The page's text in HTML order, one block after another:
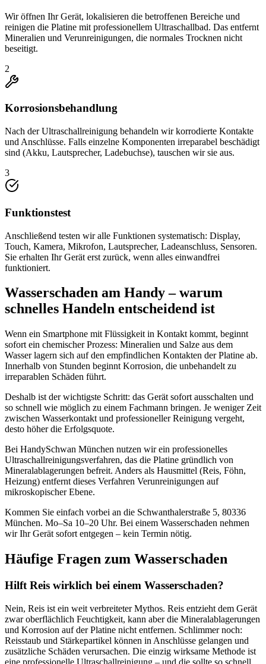
Wir öffnen Ihr Gerät, lokalisieren die betroffenen Bereiche und
reinigen die Platine mit professionellem Ultraschallbad. Das entfernt
Mineralien und Verunreinigungen, die normales Trocknen nicht
beseitigt.
2
Korrosionsbehandlung
Nach der Ultraschallreinigung behandeln wir korrodierte Kontakte
und Anschlüsse. Falls einzelne Komponenten irreparabel beschädigt
sind (Akku, Lautsprecher, Ladebuchse), tauschen wir sie aus.
3
Funktionstest
Anschließend testen wir alle Funktionen systematisch: Display,
Touch, Kamera, Mikrofon, Lautsprecher, Ladeanschluss, Sensoren.
Sie erhalten Ihr Gerät erst zurück, wenn alles einwandfrei
funktioniert.
Wasserschaden am Handy – warum
schnelles Handeln entscheidend ist
Wenn ein Smartphone mit Flüssigkeit in Kontakt kommt, beginnt
sofort ein chemischer Prozess: Mineralien und Salze aus dem
Wasser lagern sich auf den empfindlichen Kontakten der Platine ab.
Innerhalb von Stunden beginnt Korrosion, die unbehandelt zu
irreparablen Schäden führt.
Deshalb ist der wichtigste Schritt: das Gerät sofort ausschalten und
so schnell wie möglich zu einem Fachmann bringen. Je weniger Zeit
zwischen Wasserkontakt und professioneller Reinigung vergeht,
desto höher die Erfolgsquote.
Bei HandySchwan München nutzen wir ein professionelles
Ultraschallreinigungsverfahren, das die Platine gründlich von
Mineralablagerungen befreit. Anders als Hausmittel (Reis, Föhn,
Heizung) entfernt dieses Verfahren Verunreinigungen auf
mikroskopischer Ebene.
Kommen Sie einfach vorbei an die Schwanthalerstraße 5, 80336
München. Mo–Sa 10–20 Uhr. Bei einem Wasserschaden nehmen
wir Ihr Gerät sofort entgegen – kein Termin nötig.
Häufige Fragen zum Wasserschaden
Hilft Reis wirklich bei einem Wasserschaden?
Nein, Reis ist ein weit verbreiteter Mythos. Reis entzieht dem Gerät
zwar oberflächlich Feuchtigkeit, kann aber die Mineralablagerungen
und Korrosion auf der Platine nicht entfernen. Schlimmer noch:
Reisstaub und Stärkepartikel können in Anschlüsse gelangen und
zusätzliche Schäden verursachen. Die einzig wirksame Methode ist
eine professionelle Ultraschallreinigung – und die sollte so schnell